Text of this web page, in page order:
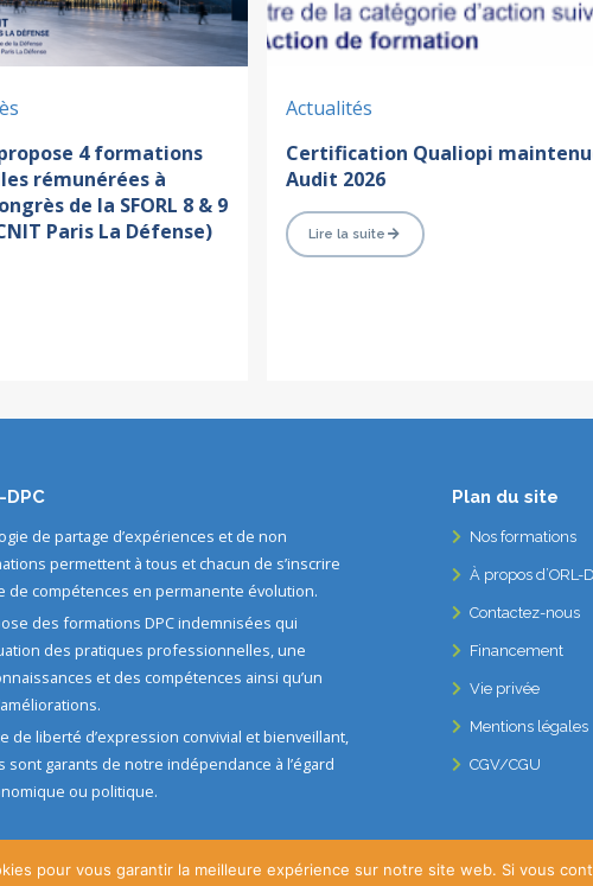
propose 4 formations
rémunérées à
de la SFORL 8 & 9
Paris La Défense)
Actualités
Certification Qualiopi
Audit 2026
Lire la suite
DPC
de partage d’expériences et de non
permettent à tous et chacun de s’inscrire
de compétences en permanente évolution.
des formations DPC indemnisées qui
des pratiques professionnelles, une
et des compétences ainsi qu’un
de liberté d’expression convivial et bienveillant,
sont garants de notre indépendance à l’égard
ou politique.
Plan du site
Nos formations
À propos d’ORL-
Contactez-nous
Financement
Vie privée
Mentions légales
CGV/CGU
pour vous garantir la meilleure expérience sur notre site web. Si vous